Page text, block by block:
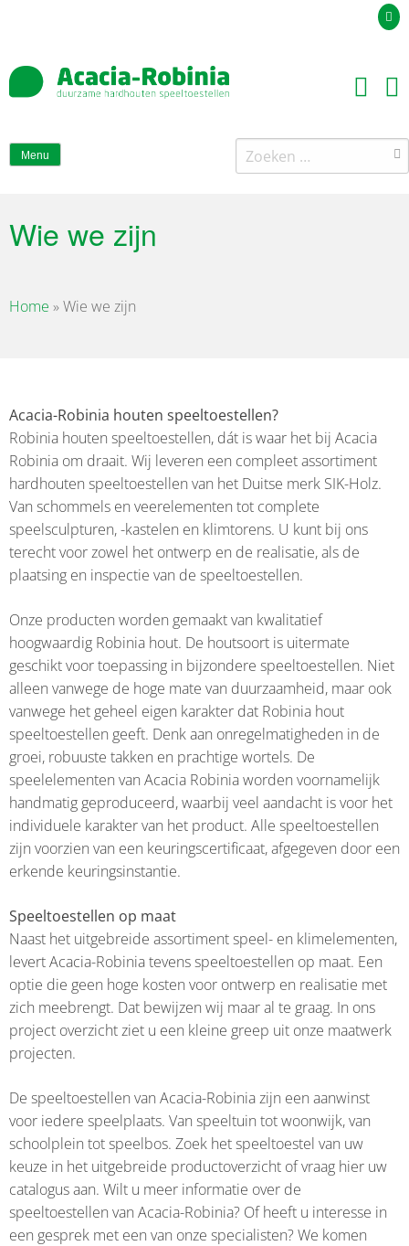
Menu
Zoeken
naar:
Wie we zijn
Home » Wie we zijn
Acacia-Robinia houten speeltoestellen?
Robinia houten speeltoestellen, dát is waar het bij Acacia
Robinia om draait. Wij leveren een compleet assortiment
hardhouten speeltoestellen van het Duitse merk SIK-Holz.
Van schommels en veerelementen tot complete
speelsculpturen, -kastelen en klimtorens. U kunt bij ons
terecht voor zowel het ontwerp en de realisatie, als de
plaatsing en inspectie van de speeltoestellen.
Onze producten worden gemaakt van kwalitatief
hoogwaardig Robinia hout. De houtsoort is uitermate
geschikt voor toepassing in bijzondere speeltoestellen. Niet
alleen vanwege de hoge mate van duurzaamheid, maar ook
vanwege het geheel eigen karakter dat Robinia hout
speeltoestellen geeft. Denk aan onregelmatigheden in de
groei, robuuste takken en prachtige wortels. De
speelelementen van Acacia Robinia worden voornamelijk
handmatig geproduceerd, waarbij veel aandacht is voor het
individuele karakter van het product. Alle speeltoestellen
zijn voorzien van een keuringscertificaat, afgegeven door een
erkende keuringsinstantie.
Speeltoestellen op maat
Naast het uitgebreide assortiment speel- en klimelementen,
levert Acacia-Robinia tevens speeltoestellen op maat. Een
optie die geen hoge kosten voor ontwerp en realisatie met
zich meebrengt. Dat bewijzen wij maar al te graag. In ons
project overzicht ziet u een kleine greep uit onze maatwerk
projecten.
De speeltoestellen van Acacia-Robinia zijn een aanwinst
voor iedere speelplaats. Van speeltuin tot woonwijk, van
schoolplein tot speelbos. Zoek het speeltoestel van uw
keuze in het uitgebreide productoverzicht of vraag hier uw
catalogus aan. Wilt u meer informatie over de
speeltoestellen van Acacia-Robinia? Of heeft u interesse in
een gesprek met een van onze specialisten? We komen